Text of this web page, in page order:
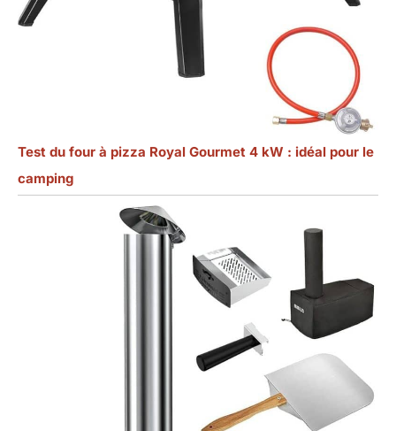
Test du four à pizza Royal Gourmet 4 kW : idéal pour le
camping